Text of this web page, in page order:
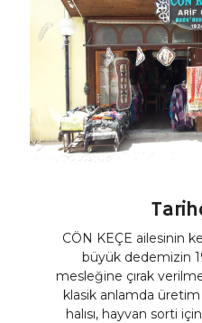
CÖN KEÇE ailesinin
büyük dedemizin
mesleğine çırak
klasik anlamda üretim
halısı, hayvan sorti